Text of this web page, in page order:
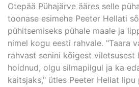
Otepää Pühajärve ääres selle
toonase esimehe Peeter Hellati
pühitsemiseks pühale maale ja
nimel kogu eesti rahvale. "Taara
rahvast senini kõigest viletsusest
hoidnud, olgu silmapilgul ja ka
kaitsjaks," ütles Peeter Hellat lipu